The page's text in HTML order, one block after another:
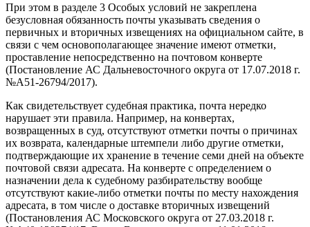
При этом в разделе 3 Особых условий не закреплена
безусловная обязанность почты указывать сведения о
первичных и вторичных извещениях на официальном сайте, в
связи с чем основополагающее значение имеют отметки,
проставление непосредственно на почтовом конверте
(Постановление АС Дальневосточного округа от 17.07.2018 г.
№А51-26794/2017).
Как свидетельствует судебная практика, почта нередко
нарушает эти правила. Например, на конвертах,
возвращенных в суд, отсутствуют отметки почты о причинах
их возврата, календарные штемпели либо другие отметки,
подтверждающие их хранение в течение семи дней на объекте
почтовой связи адресата. На конверте с определением о
назначении дела к судебному разбирательству вообще
отсутствуют какие-либо отметки почты по месту нахождения
адресата, в том числе о доставке вторичных извещений
(Постановления АС Московского округа от 27.03.2018 г.